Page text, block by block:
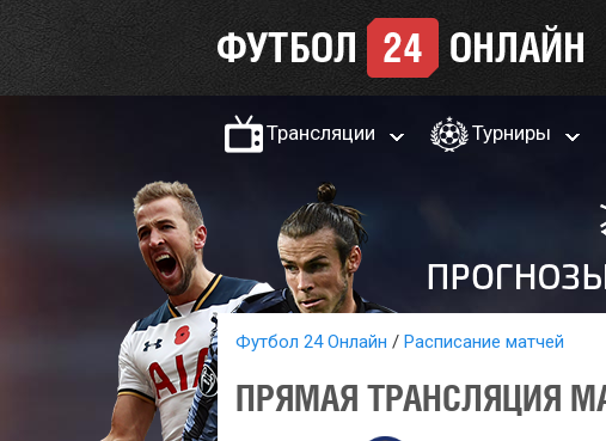
Трансляции Турниры
Футбол 24 Онлайн Расписание матчей
ПРЯМАЯ ТРАНСЛЯЦИЯ